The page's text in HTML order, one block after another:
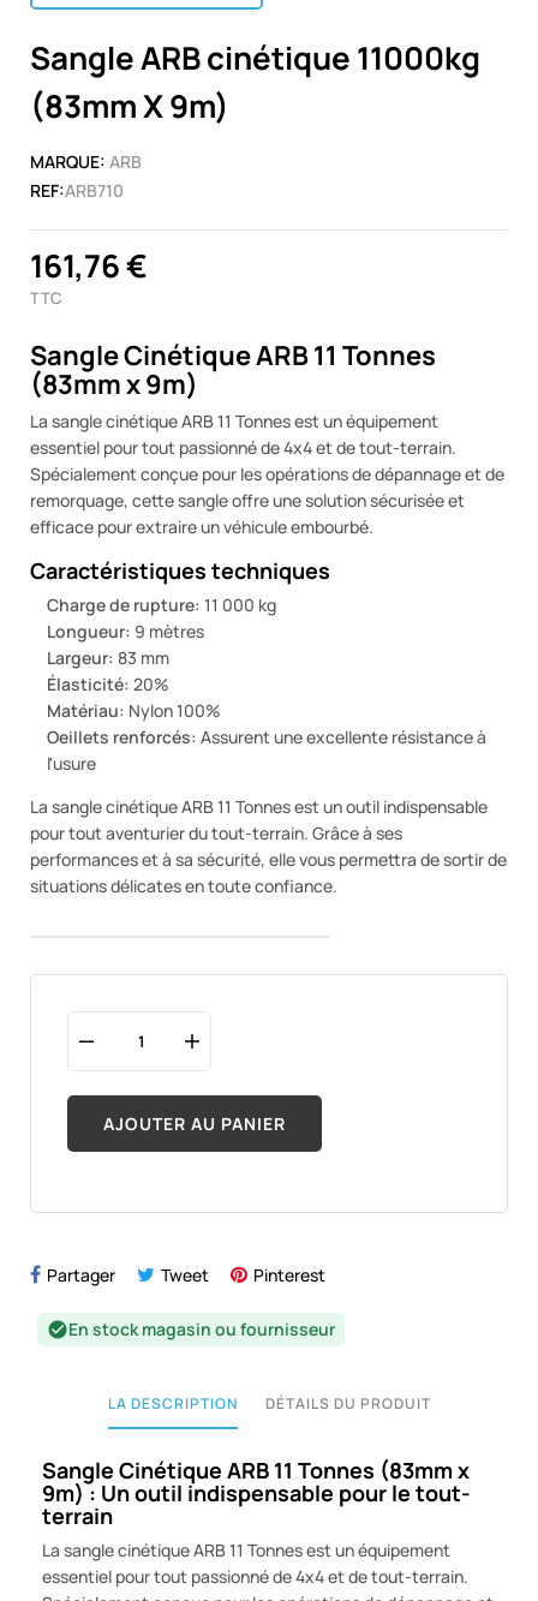
Sangle ARB cinétique 11000kg
(83mm X 9m)
MARQUE: ARB
REF:ARB710
161,76 €
TTC
Sangle Cinétique ARB 11 Tonnes
(83mm x 9m)
La sangle cinétique ARB 11 Tonnes est un équipement
essentiel pour tout passionné de 4x4 et de tout-terrain.
Spécialement conçue pour les opérations de dépannage et de
remorquage, cette sangle offre une solution sécurisée et
efficace pour extraire un véhicule embourbé.
Caractéristiques techniques
Charge de rupture: 11 000 kg
Longueur: 9 mètres
Largeur: 83 mm
Élasticité: 20%
Matériau: Nylon 100%
Oeillets renforcés: Assurent une excellente résistance à
l'usure
La sangle cinétique ARB 11 Tonnes est un outil indispensable
pour tout aventurier du tout-terrain. Grâce à ses
performances et à sa sécurité, elle vous permettra de sortir de
situations délicates en toute confiance.
AJOUTER AU PANIER
Partager Tweet Pinterest
check_circleEn stock magasin ou fournisseur
LA DESCRIPTION DÉTAILS DU PRODUIT
Sangle Cinétique ARB 11 Tonnes (83mm x
9m) : Un outil indispensable pour le tout-
terrain
La sangle cinétique ARB 11 Tonnes est un équipement
essentiel pour tout passionné de 4x4 et de tout-terrain.